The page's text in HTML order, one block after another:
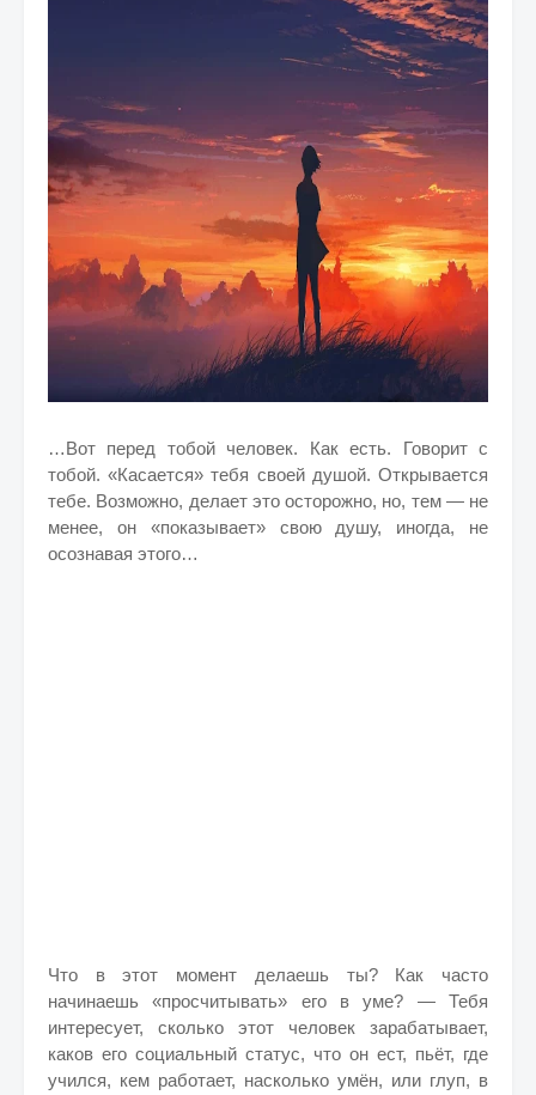
…Вот перед тобой человек. Как есть. Говорит с
тобой. «Касается» тебя своей душой. Открывается
тебе. Возможно, делает это осторожно, но, тем — не
менее, он «показывает» свою душу, иногда, не
осознавая этого…
Что в этот момент делаешь ты? Как часто
начинаешь «просчитывать» его в уме? — Тебя
интересует, сколько этот человек зарабатывает,
каков его социальный статус, что он ест, пьёт, где
учился, кем работает, насколько умён, или глуп, в